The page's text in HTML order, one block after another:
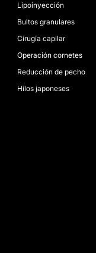
Lipoinyección
Bultos granulares
Cirugía capilar
Operación cornetes
Reducción de pecho
Hilos japoneses